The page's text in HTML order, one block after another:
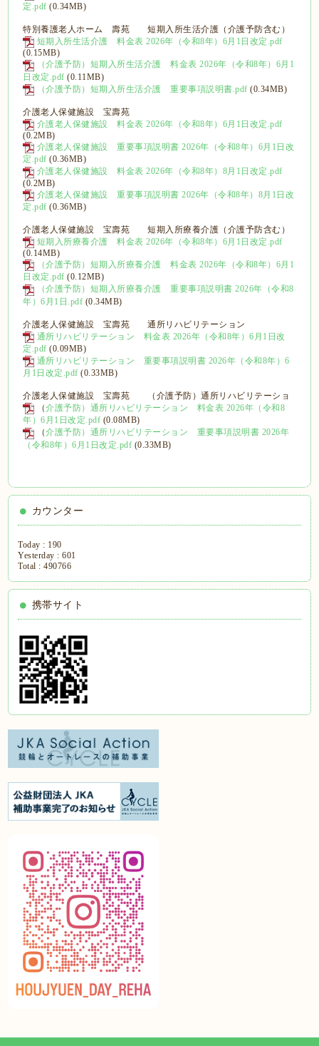
定.pdf (0.34MB)
特別養護老人ホーム 壽苑 短期入所生活介護（介護予防含む）
短期入所生活介護 料金表 2026年（令和8年）6月1日改定.pdf
(0.15MB)
（介護予防）短期入所生活介護 料金表 2026年（令和8年）6月1
日改定.pdf (0.11MB)
（介護予防）短期入所生活介護 重要事項説明書.pdf (0.34MB)
介護老人保健施設 宝壽苑
介護老人保健施設 料金表 2026年（令和8年）6月1日改定.pdf
(0.2MB)
介護老人保健施設 重要事項説明書 2026年（令和8年）6月1日改
定.pdf (0.36MB)
介護老人保健施設 料金表 2026年（令和8年）8月1日改定.pdf
(0.2MB)
介護老人保健施設 重要事項説明書 2026年（令和8年）8月1日改
定.pdf (0.36MB)
介護老人保健施設 宝壽苑 短期入所療養介護（介護予防含む）
短期入所療養介護 料金表 2026年（令和8年）6月1日改定.pdf
(0.14MB)
（介護予防）短期入所療養介護 料金表 2026年（令和8年）6月1
日改定.pdf (0.12MB)
（介護予防）短期入所療養介護 重要事項説明書 2026年（令和8
年）6月1日.pdf (0.34MB)
介護老人保健施設 宝壽苑 通所リハビリテーション
通所リハビリテーション 料金表 2026年（令和8年）6月1日改
定.pdf (0.09MB)
通所リハビリテーション 重要事項説明書 2026年（令和8年）6
月1日改定.pdf (0.33MB)
介護老人保健施設 宝壽苑 （介護予防）通所リハビリテーショ
（介護予防）通所リハビリテーション 料金表 2026年（令和8
年）6月1日改定.pdf (0.08MB)
（介護予防）通所リハビリテーション 重要事項説明書 2026年
（令和8年）6月1日改定.pdf (0.33MB)
カウンター
Today : 190
Yesterday :601
Total :490766
携帯サイト